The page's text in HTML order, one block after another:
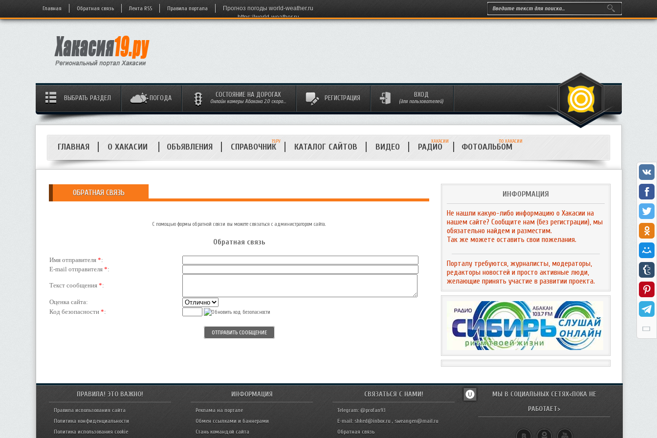
Главная Обратная связь Лента RSS Правила портала
Прогноз погоды world-weather.ru
https://world-weather.ru
ВЫБРАТЬ РАЗДЕЛ ПОГОДА СОСТОЯНИЕ НА ДОРОГАХ
Онлайн камеры Абакана 2.0 скоро... РЕГИСТРАЦИЯ ВХОД
(для пользователей)
ГЛАВНАЯ О ХАКАСИИ ОБЪЯВЛЕНИЯ СПРАВОЧНИК
19.РУ
КАТАЛОГ САЙТОВ ВИДЕО РАДИО
ХАКАСИИ
ФОТОАЛЬБОМ
ПО ХАКАСИИ
ОБРАТНАЯ СВЯЗЬ
С помощью формы обратной связи вы можете связаться с администратором сайта.
Обратная связь
Имя отправителя *:
E-mail отправителя *:
Текст сообщения *:
Оценка сайта:
Код безопасности *:
ИНФОРМАЦИЯ
Не нашли какую-либо информацию о Хакасии на
нашем сайте? Сообщите нам (без регистрации), мы
обязательно найдем и разместим.
Так же можете оставить свои пожелания.
Порталу требуются, журналисты, модераторы,
редакторы новостей и просто активные люди,
желающие принять участие в развитии проекта.
ПРАВИЛА! ЭТО ВАЖНО!
Правила использования сайта
Политика конфиденциальности
Политика использования cookie
ИНФОРМАЦИЯ
Реклама на портале
Обмен ссылками и баннерами
Стань командой сайта
СВЯЗАТЬСЯ С НАМИ!
Telegram: @profan93
E-mail: shked@inbox.ru , sweangen@mail.ru
Обратная связь
МЫ В СОЦИАЛЬНЫХ СЕТЯХ<ПОКА НЕ
РАБОТАЕТ>